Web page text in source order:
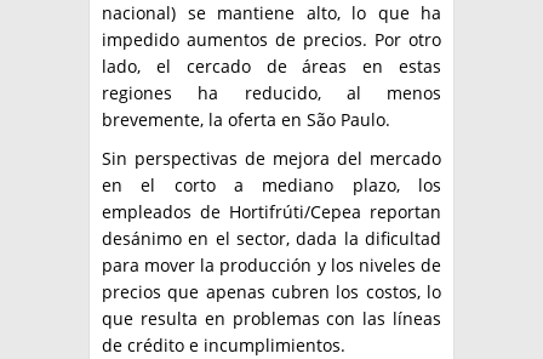
nacional) se mantiene alto, lo que ha
impedido aumentos de precios. Por otro
lado, el cercado de áreas en estas
regiones ha reducido, al menos
brevemente, la oferta en São Paulo.
Sin perspectivas de mejora del mercado
en el corto a mediano plazo, los
empleados de Hortifrúti/Cepea reportan
desánimo en el sector, dada la dificultad
para mover la producción y los niveles de
precios que apenas cubren los costos, lo
que resulta en problemas con las líneas
de crédito e incumplimientos.